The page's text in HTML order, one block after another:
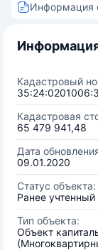
Информация
Кадастровый
Кадастровая
65 479 941,48
Дата
09.01.2020
Статус объекта:
Ранее учтенный
Тип объекта:
Объект